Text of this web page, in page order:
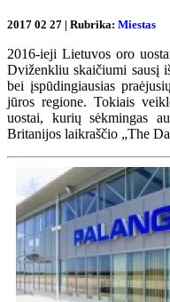
2017 02 27 | Rubrika: Miestas
2016-ieji Lietuvos oro
Dviženkliu skaičiumi sausį
bei įspūdingiausias
jūros regione. Tokiais
uostai, kurių sėkmingas
Britanijos laikraščio „The